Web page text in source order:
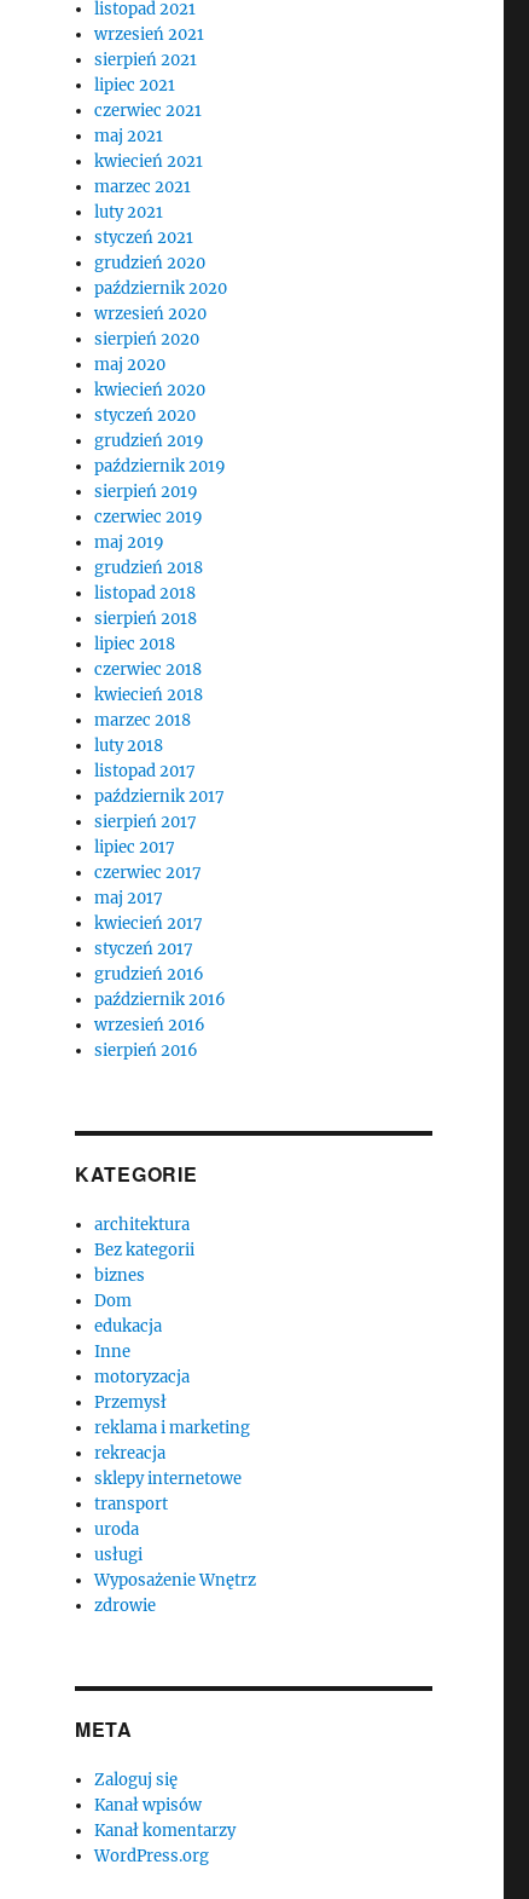
listopad 2021
wrzesień 2021
sierpień 2021
lipiec 2021
czerwiec 2021
maj 2021
kwiecień 2021
marzec 2021
luty 2021
styczeń 2021
grudzień 2020
październik 2020
wrzesień 2020
sierpień 2020
maj 2020
kwiecień 2020
styczeń 2020
grudzień 2019
październik 2019
sierpień 2019
czerwiec 2019
maj 2019
grudzień 2018
listopad 2018
sierpień 2018
lipiec 2018
czerwiec 2018
kwiecień 2018
marzec 2018
luty 2018
listopad 2017
październik 2017
sierpień 2017
lipiec 2017
czerwiec 2017
maj 2017
kwiecień 2017
styczeń 2017
grudzień 2016
październik 2016
wrzesień 2016
sierpień 2016
KATEGORIE
architektura
Bez kategorii
biznes
Dom
edukacja
Inne
motoryzacja
Przemysł
reklama i marketing
rekreacja
sklepy internetowe
transport
uroda
usługi
Wyposażenie Wnętrz
zdrowie
META
Zaloguj się
Kanał wpisów
Kanał komentarzy
WordPress.org